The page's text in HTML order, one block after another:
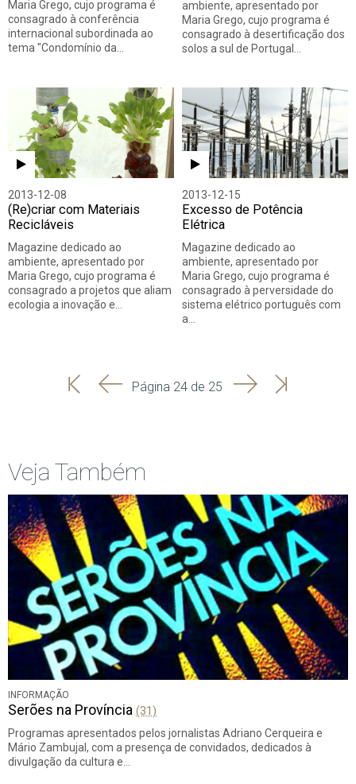
Maria Grego, cujo programa é
consagrado à conferência
internacional subordinada ao
tema "Condomínio da…
ambiente, apresentado por
Maria Grego, cujo programa é
consagrado à desertificação dos
solos a sul de Portugal…
2013-12-08
(Re)criar com Materiais
Recicláveis
Magazine dedicado ao
ambiente, apresentado por
Maria Grego, cujo programa é
consagrado a projetos que aliam
ecologia a inovação e…
2013-12-15
Excesso de Potência
Elétrica
Magazine dedicado ao
ambiente, apresentado por
Maria Grego, cujo programa é
consagrado à perversidade do
sistema elétrico português com
a…
'
'
Página 24 de 25 SeguinteÚltima
Veja Também
INFORMAÇÃO
Serões na Província (31)
Programas apresentados pelos jornalistas Adriano Cerqueira e
Mário Zambujal, com a presença de convidados, dedicados à
divulgação da cultura e…